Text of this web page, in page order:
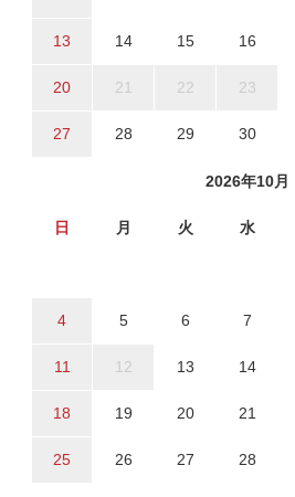
13 14 15 16
20 21 22 23
27 28 29 30
2026年10月
日 月 火 水
4 5 6 7
11 12 13 14
18 19 20 21
25 26 27 28